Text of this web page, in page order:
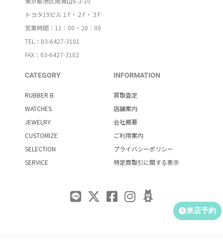
トヨタ19ビル１F・２F・３F
営業時間：11：00 ~ 20：00
TEL：03-6427-3101
FAX：03-6427-3102
CATEGORY
RUBBER B
WATCHES
JEWELRY
CUSTOMIZE
SELECTION
SERVICE
INFORMATION
買取査定
店舗案内
会社概要
ご利用案内
プライバシーポリシー
特定商取引に関する表示
来店予約